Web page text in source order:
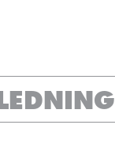
LEDNING